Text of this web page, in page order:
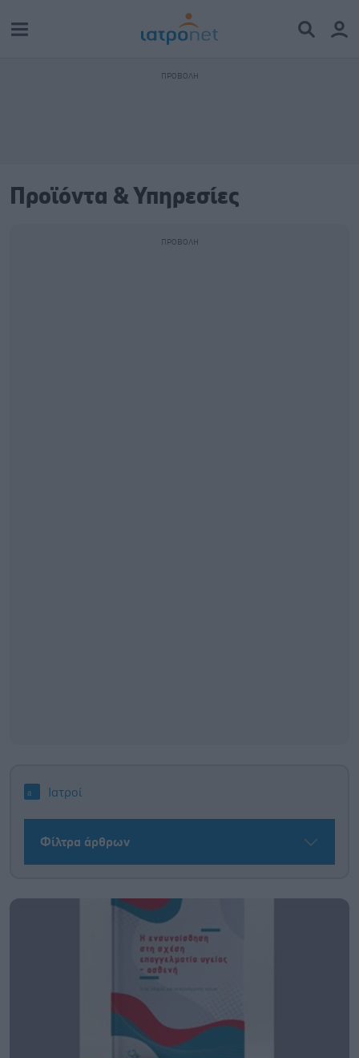
Προϊόντα & Υπηρεσίες
Ιατροί
Φίλτρα άρθρων